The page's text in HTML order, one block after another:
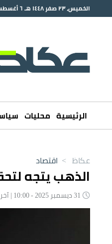
الخميس، ٢٣ صفر ١٤٤٨ هـ ٦ أغسطس ٢٠٢٦ م
الرئيسية محليات
عكاظ > اقتصاد
الذهب يتجه